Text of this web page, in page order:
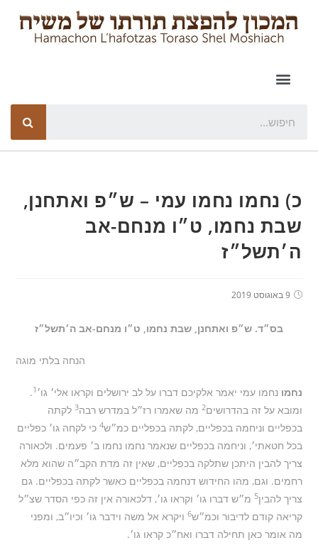
כ) נחמו נחמו עמי – ש״פ ואתחנן,
שבת נחמו, ט״ו מנחם-אב
ה׳תשל״ז
9 באוגוסט 2019
בס״ד. ש״פ ואתחנן, שבת נחמו, ט״ו מנחם-אב ה׳תשל״ז
הנחה בלתי מוגה
נחמונחמו עמי יאמר אלקיכם דברו על לב ירושלים וקראו אלי׳ גו׳ 1
.
ומובא על זה בהדרושים2 מה שאמרו רז״ל במדרש רבה3 לקתה
בכפליים וניחמה בכפליים, לקתה בכפליים כמ״ש4 כי לקחה גו׳ כפליים
בכל חטאתי׳, וניחמה בכפליים שנאמר נחמו נחמו ב׳ פעמים. ולכאורה
צריך להבין היתכן שתלקה בכפליים, שאין זה מדת הקב״ה שהוא מלא
רחמים. וגם, מהו החידוש דנחמה בכפליים כאשר לקתה בכפליים. גם
צריך להבין5 מ״ש דברו גו׳ וקראו גו׳, דלכאורה אין זה כפי הסדר שצ״ל
קריאה קודם לדיבור וכמ״ש6 ויקרא אל משה וידבר גו׳ וכיו״ב, ומפני
מה אומר כאן תחילה דברו ואח״כ קראו גו׳.